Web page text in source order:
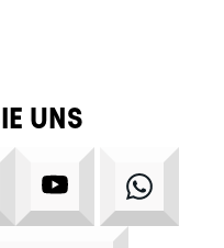
UNS
TIKTOK YOUTUBE